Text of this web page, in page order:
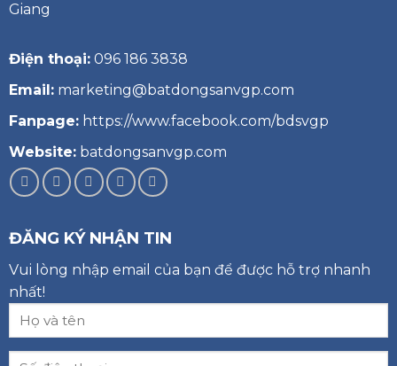
Giang
Điện thoại:096 186 3838
Email:marketing@batdongsanvgp.com
Fanpage: https://www.facebook.com/bdsvgp
Website:batdongsanvgp.com
ĐĂNG KÝ NHẬN TIN
Vui lòng nhập email của bạn để được hỗ trợ nhanh
nhất!